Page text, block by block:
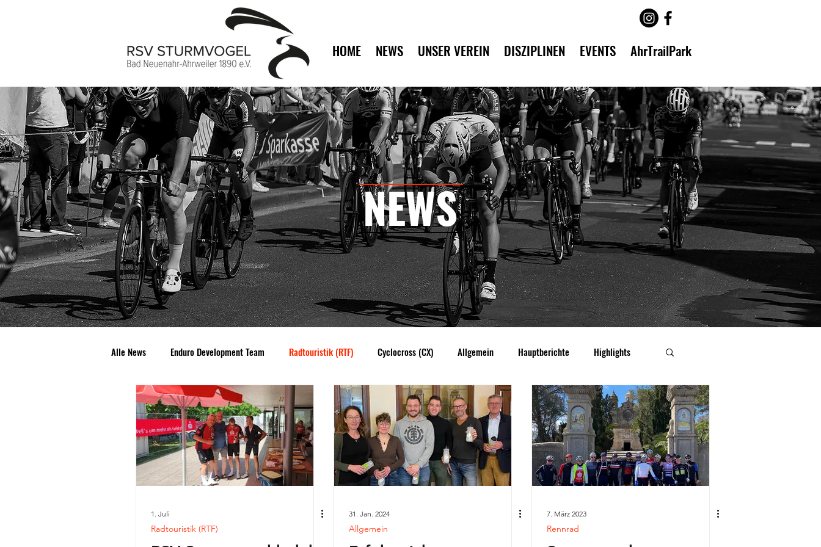
HOME NEWS UNSER VEREIN DISZIPLINEN EVENTS AhrTrailPark
NEWS
Alle News Enduro Development Team Radtouristik (RTF) Cyclocross (CX) Allgemein Hauptberichte Highlights
Rennrad Mountainbike (MTB) Gravel
1. Juli
Radtouristik (RTF)
31. Jan. 2024
Allgemein
7. März 2023
Rennrad